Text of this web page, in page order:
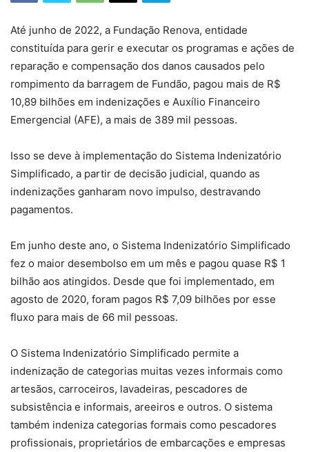
Até junho de 2022, a Fundação Renova, entidade
constituída para gerir e executar os programas e ações de
reparação e compensação dos danos causados pelo
rompimento da barragem de Fundão, pagou mais de R$
10,89 bilhões em indenizações e Auxílio Financeiro
Emergencial (AFE), a mais de 389 mil pessoas.
Isso se deve à implementação do Sistema Indenizatório
Simplificado, a partir de decisão judicial, quando as
indenizações ganharam novo impulso, destravando
pagamentos.
Em junho deste ano, o Sistema Indenizatório Simplificado
fez o maior desembolso em um mês e pagou quase R$ 1
bilhão aos atingidos. Desde que foi implementado, em
agosto de 2020, foram pagos R$ 7,09 bilhões por esse
fluxo para mais de 66 mil pessoas.
O Sistema Indenizatório Simplificado permite a
indenização de categorias muitas vezes informais como
artesãos, carroceiros, lavadeiras, pescadores de
subsistência e informais, areeiros e outros. O sistema
também indeniza categorias formais como pescadores
profissionais, proprietários de embarcações e empresas